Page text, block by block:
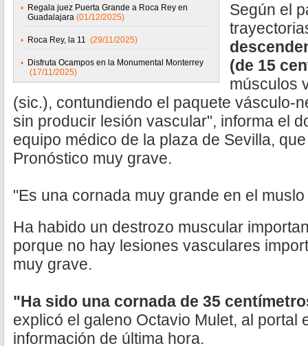
Regala juez Puerta Grande a Roca Rey en
Guadalajara (01/12/2025)
Roca Rey, la 11 (29/11/2025)
Disfruta Ocampos en la Monumental Monterrey
(17/11/2025)
Según el
(de 15
músculos
(sic.), contundiendo el paquete vásculo-
sin producir lesión vascular", informa el
equipo médico de la plaza de Sevilla,
Pronóstico muy grave.
"Es una cornada muy grande en el
Ha habido un destrozo muscular
porque no hay lesiones vasculares
muy grave.
"Ha sido una cornada de 35
explicó el galeno Octavio Mulet, al portal
información de última hora.